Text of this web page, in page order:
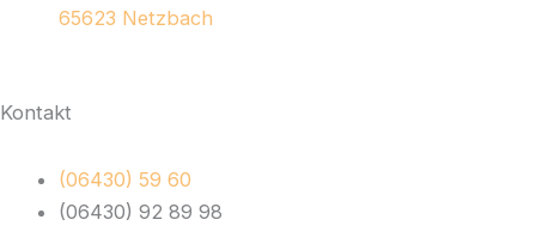
65623 Netzbach
Kontakt
(06430) 59 60
(06430) 92 89 98